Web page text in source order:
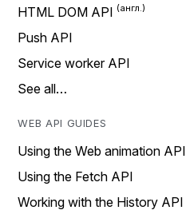
HTML DOM API
Push API
Service worker API
See all…
WEB API GUIDES
Using the Web animation API
Using the Fetch API
Working with the History API